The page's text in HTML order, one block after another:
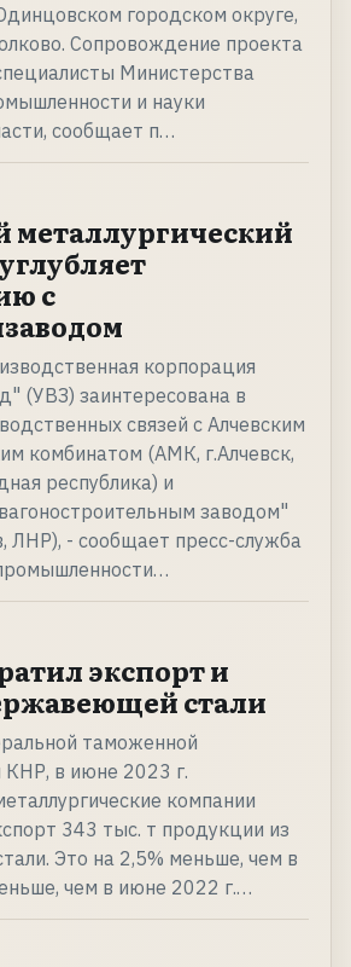
городском округе,
Сопровождение проекта
Министерства
и науки
сообщает п…
металлургический
с
корпорация
(УВЗ) заинтересована в
связей с Алчевским
комбинатом (АМК, г.Алчевск,
республика) и
заводом"
ЛНР), - сообщает пресс-служба
экспорт и
стали
таможенной
в июне 2023 г.
компании
343 тыс. т продукции из
Это на 2,5% меньше, чем в
чем в июне 2022 г.…